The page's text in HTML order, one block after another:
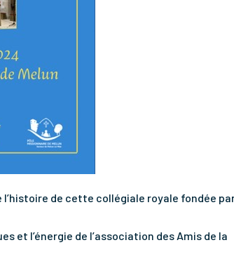
de cette collégiale royale fondée
et l’énergie de l’association des Amis de la